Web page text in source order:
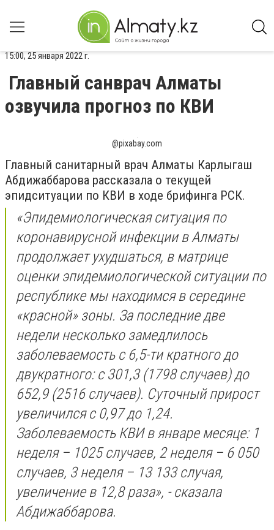
15:00, 25 января 2022 г.
Главный санврач Алматы
озвучила прогноз по КВИ
@pixabay.com
Главный санитарный врач Алматы Карлыгаш
Абдижаббарова рассказала о текущей
эпидситуации по КВИ в ходе брифинга РСК.
«Эпидемиологическая ситуация по
коронавирусной инфекции в Алматы
продолжает ухудшаться, в матрице
оценки эпидемиологической ситуации по
республике мы находимся в середине
«красной» зоны. За последние две
недели несколько замедлилось
заболеваемость с 6,5-ти кратного до
двукратного: с 301,3 (1798 случаев) до
652,9 (2516 случаев). Суточный прирост
увеличился с 0,97 до 1,24.
Заболеваемость КВИ в январе месяце: 1
неделя – 1025 случаев, 2 неделя – 6 050
случаев, 3 неделя – 13 133 случая,
увеличение в 12,8 раза», - сказала
Абдижаббарова.